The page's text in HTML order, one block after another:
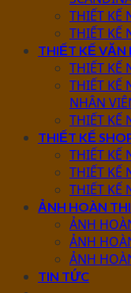
THIẾT KẾ
THIẾT KẾ
THIẾT KẾ VĂN
THIẾT KẾ
THIẾT KẾ
NHÂN
THIẾT KẾ
THIẾT KẾ
THIẾT KẾ
THIẾT KẾ
THIẾT KẾ
ẢNH HOÀN
ẢNH
ẢNH
ẢNH
TIN TỨC